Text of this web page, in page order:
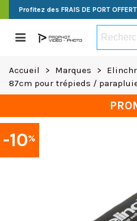
Profitez des FRAIS DE PORT
Accueil > Marques >
87cm pour trépieds /
-10%